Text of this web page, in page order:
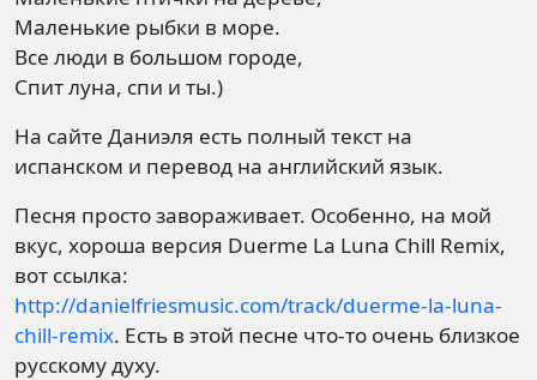
Маленькие рыбки в море.
Все люди в большом городе,
Спит луна, спи и ты.)
На сайте Даниэля есть полный текст на
испанском и перевод на английский язык.
Песня просто завораживает. Особенно, на мой
вкус, хороша версия Duerme La Luna Chill Remix,
вот ссылка:
http://danielfriesmusic.com/track/duerme-la-luna-
chill-remix. Есть в этой песне что-то очень близкое
русскому духу.